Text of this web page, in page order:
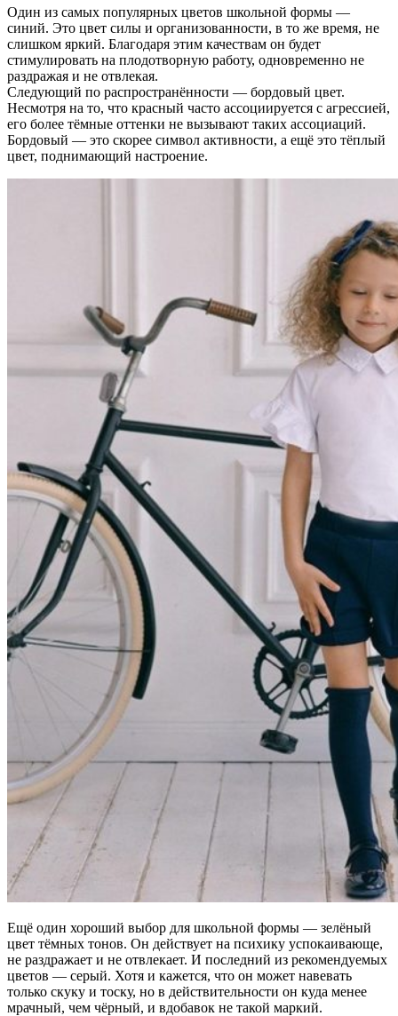
Один из самых популярных цветов школьной формы —
синий. Это цвет силы и организованности, в то же время, не
слишком яркий. Благодаря этим качествам он будет
стимулировать на плодотворную работу, одновременно не
раздражая и не отвлекая.
Следующий по распространённости — бордовый цвет.
Несмотря на то, что красный часто ассоциируется с агрессией,
его более тёмные оттенки не вызывают таких ассоциаций.
Бордовый — это скорее символ активности, а ещё это тёплый
цвет, поднимающий настроение.
Ещё один хороший выбор для школьной формы — зелёный
цвет тёмных тонов. Он действует на психику успокаивающе,
не раздражает и не отвлекает. И последний из рекомендуемых
цветов — серый. Хотя и кажется, что он может навевать
только скуку и тоску, но в действительности он куда менее
мрачный, чем чёрный, и вдобавок не такой маркий.